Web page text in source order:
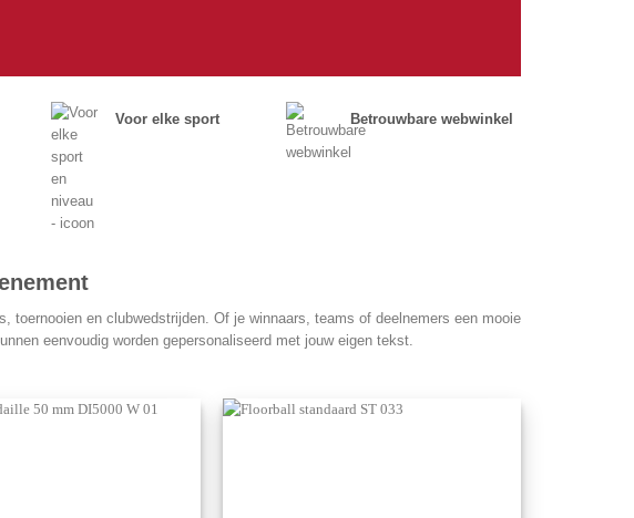
Voor elke sport Betrouwbare webwinkel
en clubwedstrijden. Of je winnaars, teams of deelnemers een mooie
eenvoudig worden gepersonaliseerd met jouw eigen tekst.